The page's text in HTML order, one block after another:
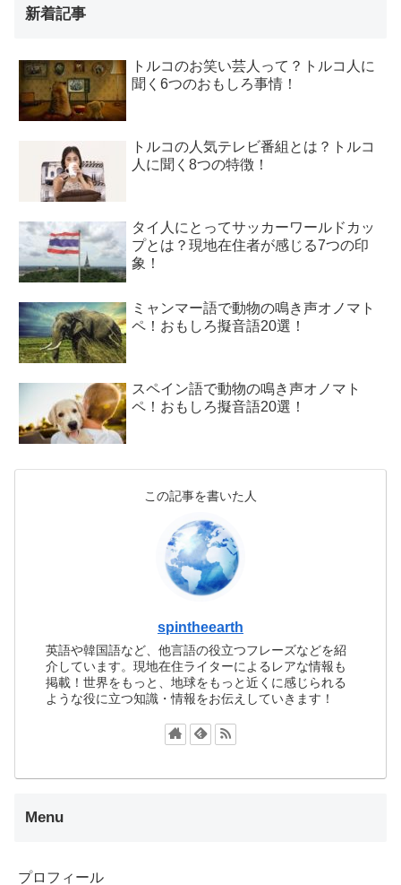
新着記事
トルコのお笑い芸人って？トルコ人に
聞く6つのおもしろ事情！
トルコの人気テレビ番組とは？トルコ
人に聞く8つの特徴！
タイ人にとってサッカーワールドカッ
プとは？現地在住者が感じる7つの印
象！
ミャンマー語で動物の鳴き声オノマト
ペ！おもしろ擬音語20選！
スペイン語で動物の鳴き声オノマト
ペ！おもしろ擬音語20選！
この記事を書いた人
spintheearth
英語や韓国語など、他言語の役立つフレーズなどを紹
介しています。現地在住ライターによるレアな情報も
掲載！世界をもっと、地球をもっと近くに感じられる
ような役に立つ知識・情報をお伝えしていきます！
Menu
プロフィール